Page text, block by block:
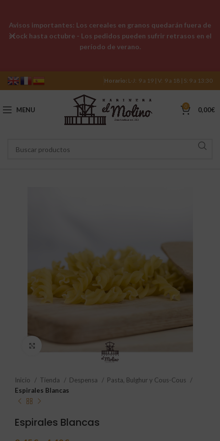
Horario: L-J: 9 a 19 | V: 9 a 18 | S: 9 a 13:30
MENU 0 0,00€
Click to enlarge
Inicio Tienda Despensa
Pasta, Bulghur y Cous-Cous
Espirales Blancas
Espirales Blancas
Avisos importantes: Los cereales en granos quedarán fuera de
stock hasta octubre - Los pedidos pueden sufrir retrasos en el
período de verano.